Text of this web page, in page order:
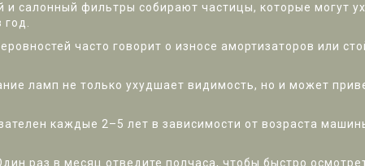
салонный фильтры собирают частицы, которые могут
часто говорит о износе амортизаторов или
ламп не только ухудшает видимость, но и может
каждые 2–5 лет в зависимости от возраста
раз в месяц отведите полчаса, чтобы быстро